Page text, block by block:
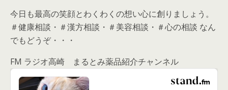
今日も最高の笑顔とわくわくの想い心に創りましょう。
＃健康相談・＃漢方相談・＃美容相談・＃心の相談 なん
でもどうぞ・・・
FM ラジオ高崎 まるとみ薬品紹介チャンネル